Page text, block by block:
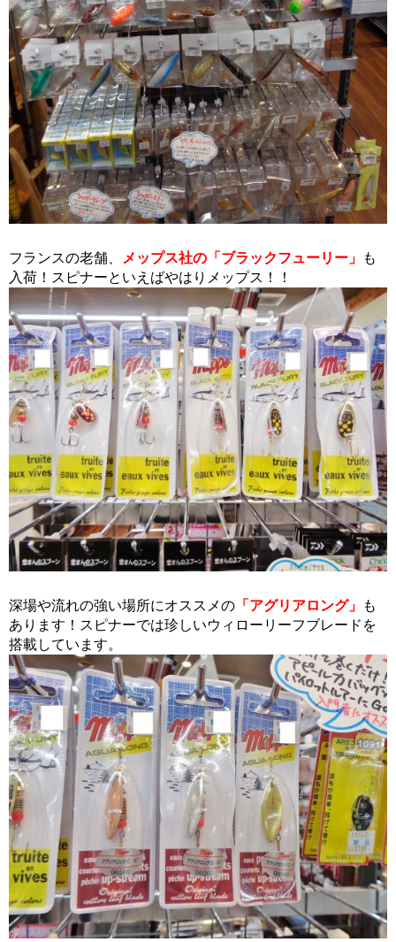
フランスの老舗、 メップス社の 「ブラックフューリー」
も
入荷！スピナーといえばやはりメップス！！
深場や流れの強い場所にオススメの 「アグリアロング」
も
あります！スピナーでは珍しいウィローリーフブレードを
搭載しています。